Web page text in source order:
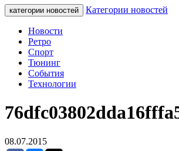
категории новостей Категории новостей
Новости
Ретро
Спорт
Тюнинг
События
Технологии
08.07.2015